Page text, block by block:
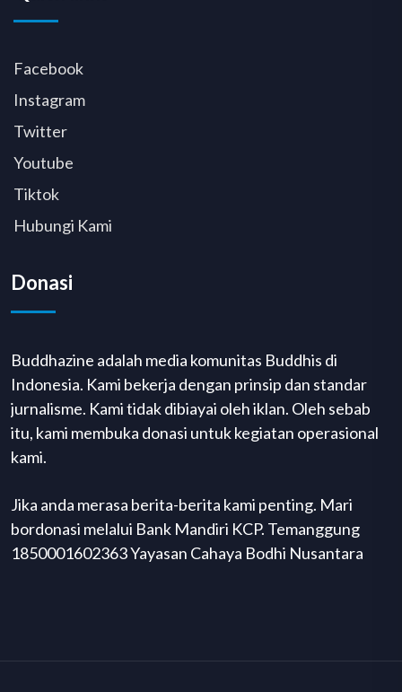
Facebook
Instagram
Twitter
Youtube
Tiktok
Hubungi Kami
Donasi
Buddhazine adalah media komunitas Buddhis di
Indonesia. Kami bekerja dengan prinsip dan standar
jurnalisme. Kami tidak dibiayai oleh iklan. Oleh sebab
itu, kami membuka donasi untuk kegiatan operasional
kami.
Jika anda merasa berita-berita kami penting. Mari
bordonasi melalui Bank Mandiri KCP. Temanggung
1850001602363 Yayasan Cahaya Bodhi Nusantara